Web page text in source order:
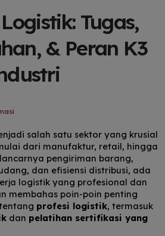
Tugas,
& Peran K3
salah satu sektor yang krusial
dari manufaktur, retail, hingga
pengiriman barang,
dan efisiensi distribusi, ada
logistik yang profesional dan
membahas poin-poin penting
profesi logistik, termasuk
dan pelatihan sertifikasi yang